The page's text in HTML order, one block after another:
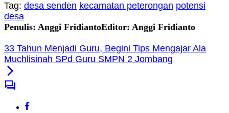
Tag: desa senden kecamatan peterongan potensi
desa
Penulis: Anggi FridiantoEditor: Anggi Fridianto
33 Tahun Menjadi Guru, Begini Tips Mengajar Ala
Muchlisinah SPd Guru SMPN 2 Jombang